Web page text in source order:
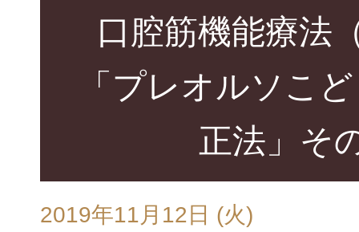
口腔筋機能療法
「プレオルソこ
正法」そ
2019年11月12日 (火)